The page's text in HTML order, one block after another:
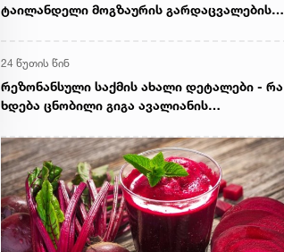
ტაილანდელი მოგზაურის გარდაცვალების
24 წუთის წინ
რეზონანსული საქმის ახალი დეტალები - რა
ხდება ცნობილი გიგა ავალიანის